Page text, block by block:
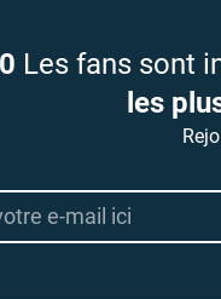
Les fans sont
les